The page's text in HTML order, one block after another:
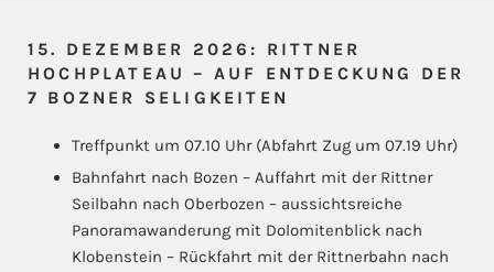
15. DEZEMBER 2026: RITTNER
HOCHPLATEAU – AUF ENTDECKUNG DER
7 BOZNER SELIGKEITEN
Treffpunkt um 07.10 Uhr (Abfahrt Zug um 07.19 Uhr)
Bahnfahrt nach Bozen – Auffahrt mit der Rittner
Seilbahn nach Oberbozen – aussichtsreiche
Panoramawanderung mit Dolomitenblick nach
Klobenstein – Rückfahrt mit der Rittnerbahn nach